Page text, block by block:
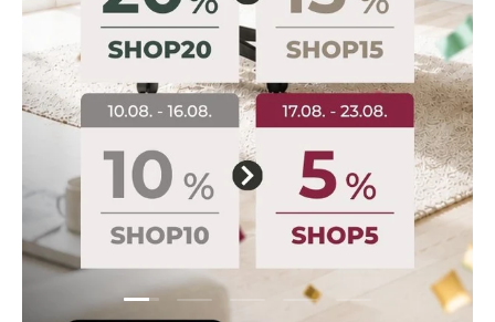
Folie laden 1 von 5
Folie laden 2 von 5
Folie laden 3 von 5
Folie laden 4 von 5
Folie laden 5